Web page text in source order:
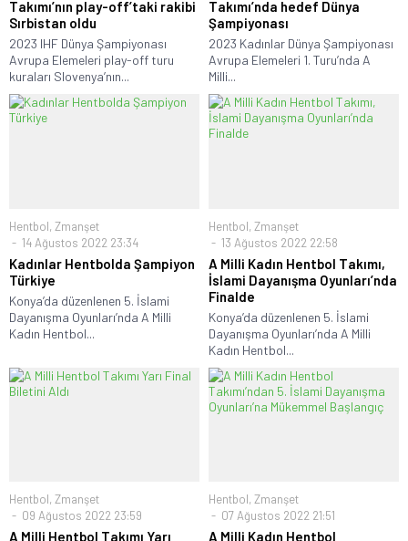
Takımı’nın play-off’taki rakibi
Sırbistan oldu
2023 IHF Dünya Şampiyonası
Avrupa Elemeleri play-off turu
kuraları Slovenya’nın...
Takımı’nda hedef Dünya
Şampiyonası
2023 Kadınlar Dünya Şampiyonası
Avrupa Elemeleri 1. Turu’nda A
Milli...
Hentbol, Zmanşet
14 Ağustos 2022 23:34
Kadınlar Hentbolda Şampiyon
Türkiye
Konya’da düzenlenen 5. İslami
Dayanışma Oyunları’nda A Milli
Kadın Hentbol...
Hentbol, Zmanşet
13 Ağustos 2022 22:58
A Milli Kadın Hentbol Takımı,
İslami Dayanışma Oyunları’nda
Finalde
Konya’da düzenlenen 5. İslami
Dayanışma Oyunları’nda A Milli
Kadın Hentbol...
Hentbol, Zmanşet
09 Ağustos 2022 23:59
A Milli Hentbol Takımı Yarı
Hentbol, Zmanşet
07 Ağustos 2022 21:51
A Milli Kadın Hentbol